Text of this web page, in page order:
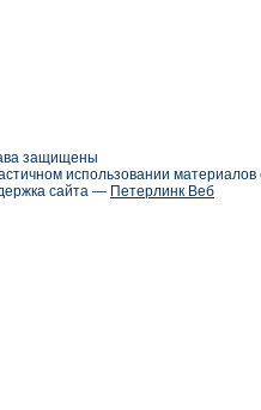
защищены
использовании
сайта — Петерлинк Веб